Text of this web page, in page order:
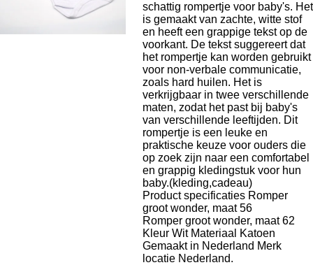
schattig rompertje voor baby's. Het
is gemaakt van zachte, witte stof
en heeft een grappige tekst op de
voorkant. De tekst suggereert dat
het rompertje kan worden gebruikt
voor non-verbale communicatie,
zoals hard huilen. Het is
verkrijgbaar in twee verschillende
maten, zodat het past bij baby's
van verschillende leeftijden. Dit
rompertje is een leuke en
praktische keuze voor ouders die
op zoek zijn naar een comfortabel
en grappig kledingstuk voor hun
baby.(kleding,cadeau)
Product specificaties Romper
groot wonder, maat 56
Romper groot wonder, maat 62
Kleur Wit Materiaal Katoen
Gemaakt in Nederland Merk
locatie Nederland.